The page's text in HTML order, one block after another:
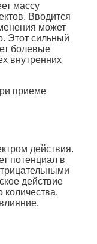
массу
Вводится
может
Этот сильный
болевые
внутренних
приеме
действия.
потенциал в
действие
количества.